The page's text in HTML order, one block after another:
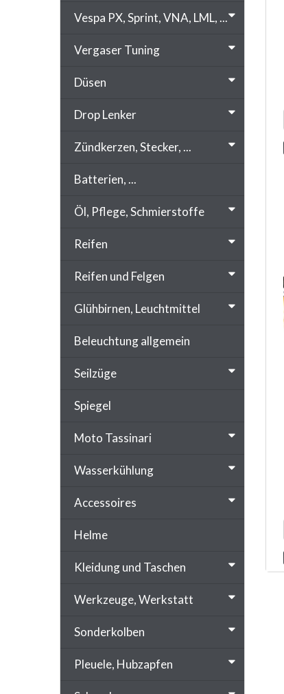
Vespa PX, Sprint, VNA, LML, ...
Vergaser Tuning
Düsen
Drop Lenker
Zündkerzen, Stecker, ...
Batterien, ...
Öl, Pflege, Schmierstoffe
Reifen
Reifen und Felgen
Glühbirnen, Leuchtmittel
Beleuchtung allgemein
Seilzüge
Spiegel
Moto Tassinari
Wasserkühlung
Accessoires
Helme
Kleidung und Taschen
Werkzeuge, Werkstatt
Sonderkolben
Pleuele, Hubzapfen